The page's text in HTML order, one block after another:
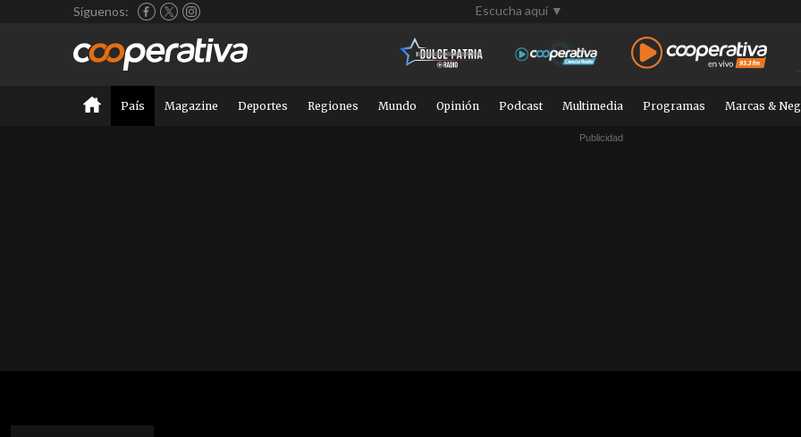
Síguenos: Escucha aquí ▼
País Magazine Deportes Regiones Mundo Opinión Podcast Multimedia Programas Marcas &